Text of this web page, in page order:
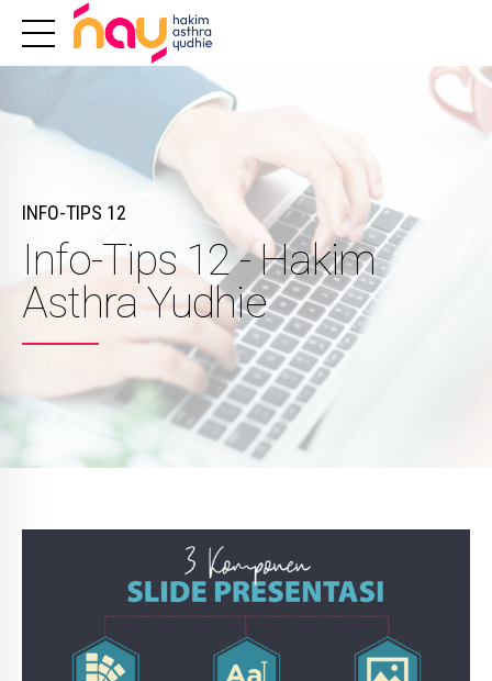
INFO-TIPS 12
Info-Tips 12 - Hakim
Asthra Yudhie